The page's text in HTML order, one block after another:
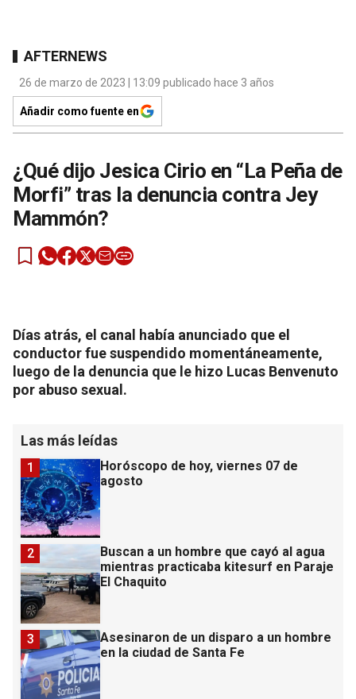
AFTERNEWS
26 de marzo de 2023 | 13:09 publicado hace 3 años
Añadir como fuente en
¿Qué dijo Jesica Cirio en “La Peña de
Morfi” tras la denuncia contra Jey
Mammón?
Días atrás, el canal había anunciado que el
conductor fue suspendido momentáneamente,
luego de la denuncia que le hizo Lucas Benvenuto
por abuso sexual.
Las más leídas
Horóscopo de hoy, viernes 07 de
agosto
1
Buscan a un hombre que cayó al agua
mientras practicaba kitesurf en Paraje
El Chaquito
2
Asesinaron de un disparo a un hombre
en la ciudad de Santa Fe
3